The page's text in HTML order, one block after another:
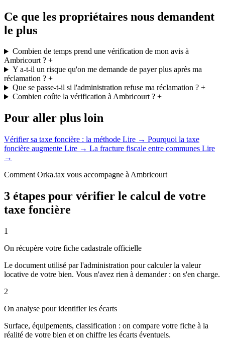
Ce que les propriétaires nous demandent
le plus
Combien de temps prend une vérification de mon avis à
Ambricourt ? +
Y a-t-il un risque qu'on me demande de payer plus après ma
réclamation ? +
Que se passe-t-il si l'administration refuse ma réclamation ?+
Combien coûte la vérification à Ambricourt ?+
Pour aller plus loin
Vérifier sa taxe foncière : la méthode Lire → Pourquoi la taxe
foncière augmente Lire → La fracture fiscale entre communes Lire
→
Comment Orka.tax vous accompagne à Ambricourt
3 étapes pour vérifier le calcul de votre
taxe foncière
1
On récupère votre fiche cadastrale officielle
Le document utilisé par l'administration pour calculer la valeur
locative de votre bien. Vous n'avez rien à demander : on s'en charge.
2
On analyse pour identifier les écarts
Surface, équipements, classification : on compare votre fiche à la
réalité de votre bien et on chiffre les écarts éventuels.